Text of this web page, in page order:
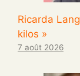
Ricarda
kilos »
7 août 2026